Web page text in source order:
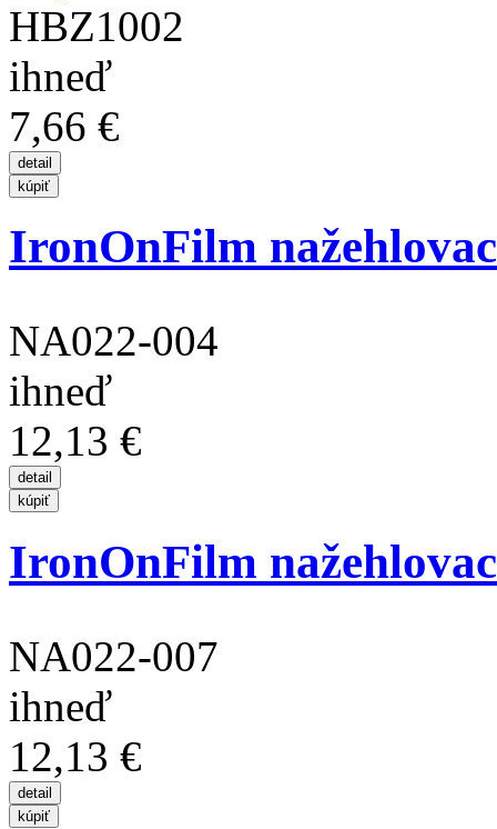
HBZ1002
ihneď
7,66 €
IronOnFilm
NA022-004
ihneď
12,13 €
IronOnFilm
NA022-007
ihneď
12,13 €